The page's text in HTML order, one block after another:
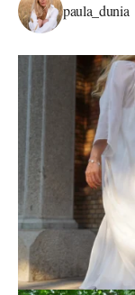
paula_dunia